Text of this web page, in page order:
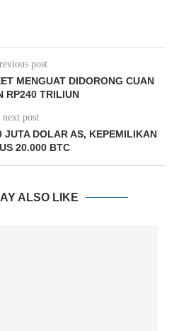
post
MENGUAT DIDORONG CUAN
RP240 TRILIUN
next post
JUTA DOLAR AS, KEPEMILIKAN
20.000 BTC
ALSO LIKE